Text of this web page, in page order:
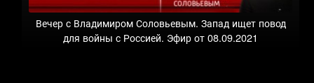
Вечер с Владимиром Соловьевым. Запад ищет повод
для войны с Россией. Эфир от 08.09.2021